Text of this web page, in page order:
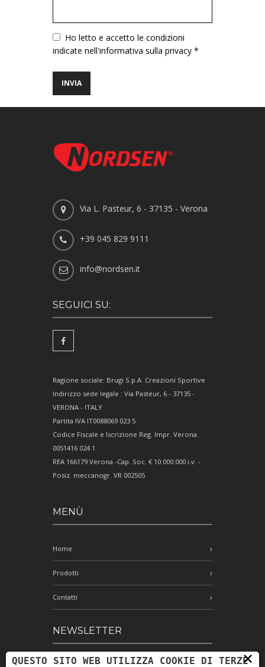
VuotoHo letto e accetto le condizioni
indicate nell'informativa sulla privacy *
Via L. Pasteur, 6 - 37135 - Verona
+39 045 829 9111
info@nordsen.it
SEGUICI SU:
Ragione sociale: Brugi S.p.A. Creazioni Sportive
Indirizzo sede legale : Via Pasteur, 6 - 37135 -
VERONA - ITALY
Partita IVA IT0088069 023 5
Codice Fiscale e Iscrizione Reg. Impr. Verona
0051416 024 1
REA 166179 Verona -Cap. Soc. € 10.000.000 i.v. -
Posiz. meccanogr. VR 002505
MENÙ
Home
Prodotti
Contatti
NEWSLETTER
Iscriviti alla nostra newsletter e rimani ×
QUESTO SITO WEB UTILIZZA COOKIE DI TERZE